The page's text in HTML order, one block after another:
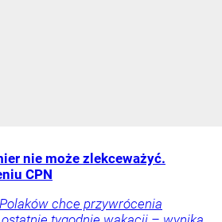
nie może zlekceważyć.
CPN
chce przywrócenia